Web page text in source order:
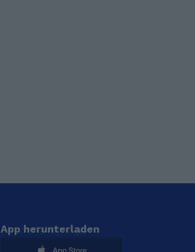
App herunterladen